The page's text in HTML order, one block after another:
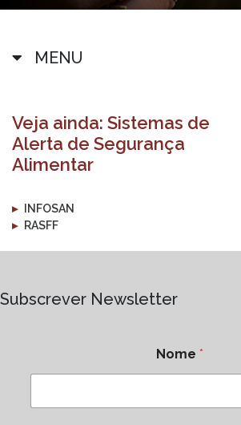
MENU
Veja ainda: Sistemas de
Alerta de Segurança
Alimentar
▸
INFOSAN
▸
RASFF
Subscrever Newsletter
Nome *